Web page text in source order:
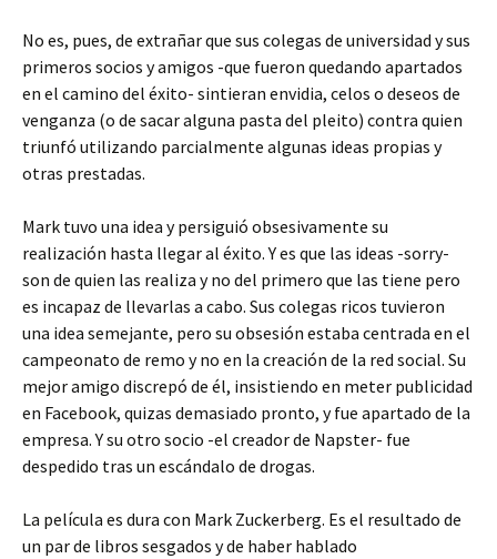
No es, pues, de extrañar que sus colegas de universidad y sus
primeros socios y amigos -que fueron quedando apartados
en el camino del éxito- sintieran envidia, celos o deseos de
venganza (o de sacar alguna pasta del pleito) contra quien
triunfó utilizando parcialmente algunas ideas propias y
otras prestadas.
Mark tuvo una idea y persiguió obsesivamente su
realización hasta llegar al éxito. Y es que las ideas -sorry-
son de quien las realiza y no del primero que las tiene pero
es incapaz de llevarlas a cabo. Sus colegas ricos tuvieron
una idea semejante, pero su obsesión estaba centrada en el
campeonato de remo y no en la creación de la red social. Su
mejor amigo discrepó de él, insistiendo en meter publicidad
en Facebook, quizas demasiado pronto, y fue apartado de la
empresa. Y su otro socio -el creador de Napster- fue
despedido tras un escándalo de drogas.
La película es dura con Mark Zuckerberg. Es el resultado de
un par de libros sesgados y de haber hablado